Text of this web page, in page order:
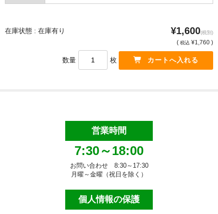
消臭・防臭剤
床清掃用品（業務用）
化学床用ワックス
特殊床用ワックス
ワックス剥離剤
在庫状態 : 在庫有り ¥1,600(税別)
( 税込 ¥1,760 )
数量 枚
営業時間
7:30～18:00
お問い合わせ 8:30～17:30
月曜～金曜（祝日を除く）
個人情報の保護